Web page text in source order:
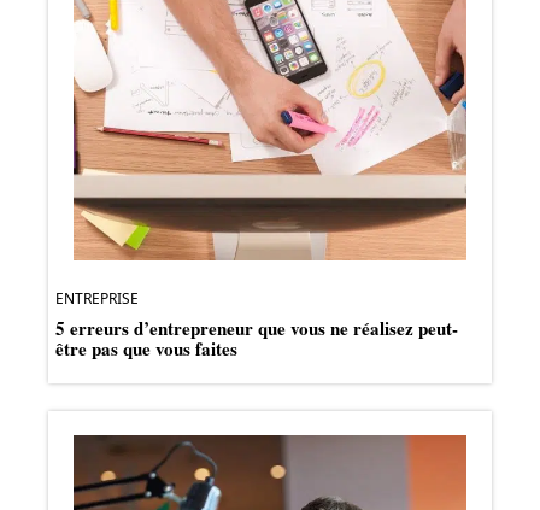
ENTREPRISE
5 erreurs d’entrepreneur que vous ne réalisez peut-
être pas que vous faites